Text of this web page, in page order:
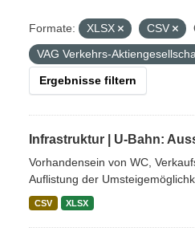
Formate: XLSX CSV
VAG Verkehrs-
Ergebnisse filtern
Infrastruktur | U-Bahn:
Vorhandensein von WC,
Auflistung der
CSV XLSX